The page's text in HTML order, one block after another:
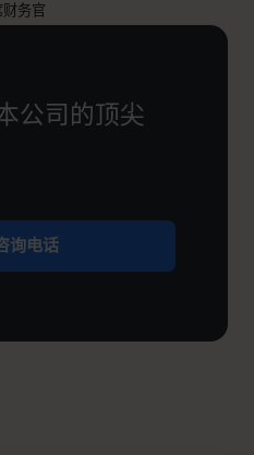
财务官
公司的顶尖
询电话